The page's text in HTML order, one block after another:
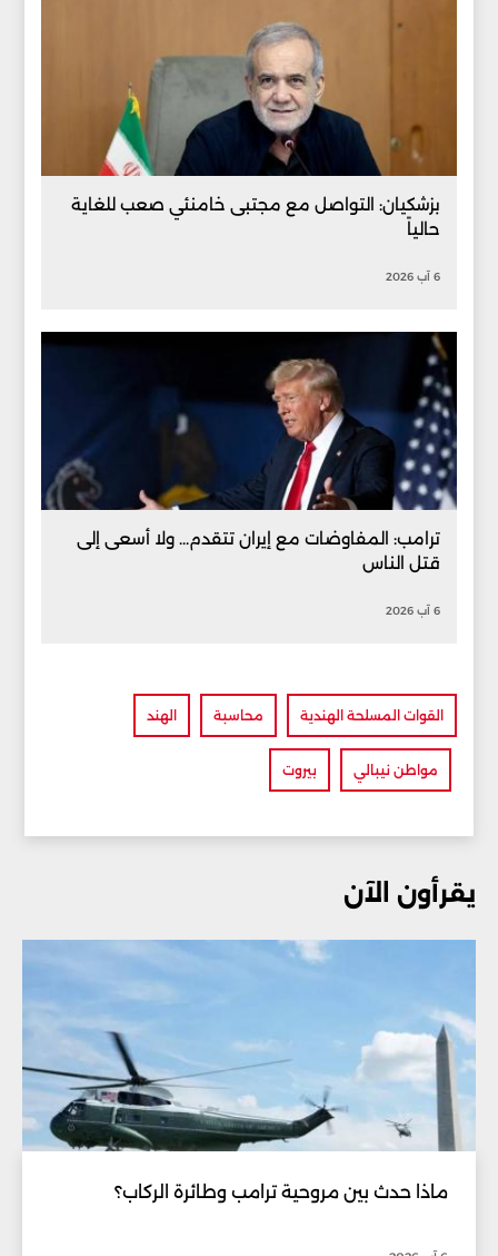
بزشكيان: التواصل مع مجتبى خامنئي صعب للغاية
حالياً
6 آب 2026
ترامب: المفاوضات مع إيران تتقدم... ولا أسعى إلى
قتل الناس
6 آب 2026
القوات المسلحة الهندية محاسبة الهند
مواطن نيبالي بيروت
يقرأون الآن
ماذا حدث بين مروحية ترامب وطائرة الركاب؟